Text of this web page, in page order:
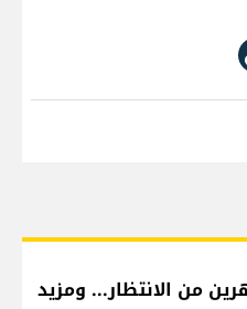
من الانتظار... ومزيد